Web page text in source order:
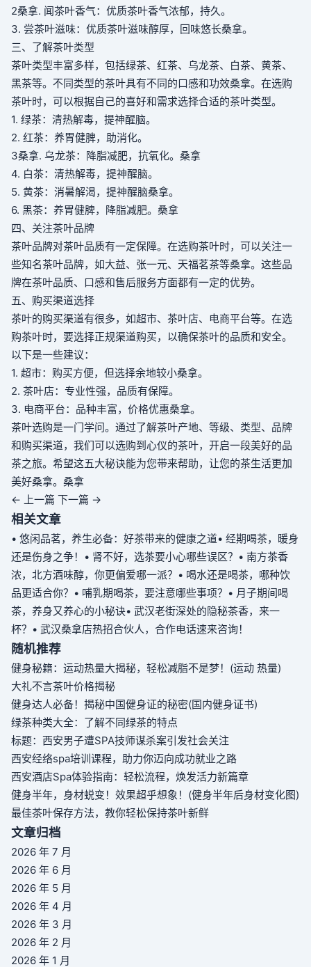
2桑拿. 闻茶叶香气：优质茶叶香气浓郁，持久。
3. 尝茶叶滋味：优质茶叶滋味醇厚，回味悠长桑拿。
三、了解茶叶类型
茶叶类型丰富多样，包括绿茶、红茶、乌龙茶、白茶、黄茶、
黑茶等。不同类型的茶叶具有不同的口感和功效桑拿。在选购
茶叶时，可以根据自己的喜好和需求选择合适的茶叶类型。
1. 绿茶：清热解毒，提神醒脑。
2. 红茶：养胃健脾，助消化。
3桑拿. 乌龙茶：降脂减肥，抗氧化。 桑拿
4. 白茶：清热解毒，提神醒脑。
5. 黄茶：消暑解渴，提神醒脑桑拿。
6. 黑茶：养胃健脾，降脂减肥。 桑拿
四、关注茶叶品牌
茶叶品牌对茶叶品质有一定保障。在选购茶叶时，可以关注一
些知名茶叶品牌，如大益、张一元、天福茗茶等桑拿。这些品
牌在茶叶品质、口感和售后服务方面都有一定的优势。
五、购买渠道选择
茶叶的购买渠道有很多，如超市、茶叶店、电商平台等。在选
购茶叶时，要选择正规渠道购买，以确保茶叶的品质和安全。
以下是一些建议：
1. 超市：购买方便，但选择余地较小桑拿。
2. 茶叶店：专业性强，品质有保障。
3. 电商平台：品种丰富，价格优惠桑拿。
茶叶选购是一门学问。通过了解茶叶产地、等级、类型、品牌
和购买渠道，我们可以选购到心仪的茶叶，开启一段美好的品
茶之旅。希望这五大秘诀能为您带来帮助，让您的茶生活更加
美好桑拿。 桑拿
← 上一篇 下一篇 →
相关文章
• 悠闲品茗，养生必备：好茶带来的健康之道• 经期喝茶，暖身
还是伤身之争！
• 肾不好，选茶要小心哪些误区？ • 南方茶香
浓，北方酒味醇，你更偏爱哪一派？ • 喝水还是喝茶，哪种饮
品更适合你？ • 哺乳期喝茶，要注意哪些事项？ • 月子期间喝
茶，养身又养心的小秘诀• 武汉老街深处的隐秘茶香，来一
杯？ • 武汉桑拿店热招合伙人，合作电话速来咨询！
随机推荐
健身秘籍：运动热量大揭秘，轻松减脂不是梦！(运动 热量)
大礼不言茶叶价格揭秘
健身达人必备！揭秘中国健身证的秘密(国内健身证书)
绿茶种类大全：了解不同绿茶的特点
标题：西安男子遭SPA技师谋杀案引发社会关注
西安经络spa培训课程，助力你迈向成功就业之路
西安酒店Spa体验指南：轻松流程，焕发活力新篇章
健身半年，身材蜕变！效果超乎想象！(健身半年后身材变化图)
最佳茶叶保存方法，教你轻松保持茶叶新鲜
文章归档
2026 年 7 月
2026 年 6 月
2026 年 5 月
2026 年 4 月
2026 年 3 月
2026 年 2 月
2026 年 1 月